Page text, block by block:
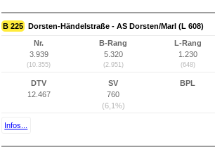
B 225 Dorsten-Händelstraße - AS Dorsten/Marl (L 608)
Nr.
3.939
(10.355)
B-Rang
5.320
(2.951)
L-Rang
1.230
(648)
DTV
12.467
SV
760
(6,1%)
BPL
Infos...